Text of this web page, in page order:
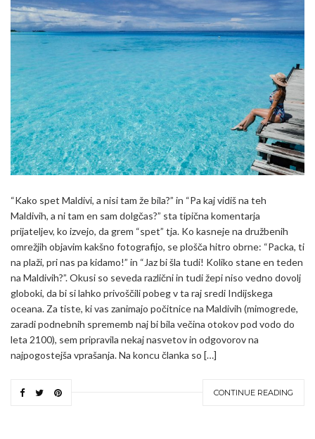
“Kako spet Maldivi, a nisi tam že bila?” in “Pa kaj vidiš na teh
Maldivih, a ni tam en sam dolgčas?” sta tipična komentarja
prijateljev, ko izvejo, da grem “spet” tja. Ko kasneje na družbenih
omrežjih objavim kakšno fotografijo, se plošča hitro obrne: “Packa, ti
na plaži, pri nas pa kidamo!” in “Jaz bi šla tudi! Koliko stane en teden
na Maldivih?”. Okusi so seveda različni in tudi žepi niso vedno dovolj
globoki, da bi si lahko privoščili pobeg v ta raj sredi Indijskega
oceana. Za tiste, ki vas zanimajo počitnice na Maldivih (mimogrede,
zaradi podnebnih sprememb naj bi bila večina otokov pod vodo do
leta 2100), sem pripravila nekaj nasvetov in odgovorov na
najpogostejša vprašanja. Na koncu članka so […]
CONTINUE READING